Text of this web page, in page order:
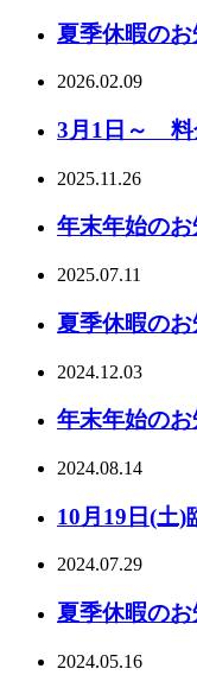
夏季休暇の
2026.02.09
3月1日～ 料
2025.11.26
年末年始の
2025.07.11
夏季休暇の
2024.12.03
年末年始の
2024.08.14
10月19日(土)
2024.07.29
夏季休暇の
2024.05.16